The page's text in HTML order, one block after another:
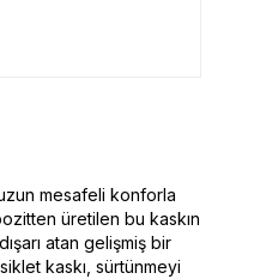
mesafeli konforla
üretilen bu kaskın
atan gelişmiş bir
kaskı, sürtünmeyi